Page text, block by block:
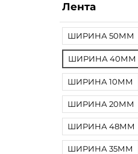
Лента
ШИРИНА 50ММ
ШИРИНА 40ММ
ШИРИНА 10ММ
ШИРИНА 20ММ
ШИРИНА 48ММ
ШИРИНА 35ММ